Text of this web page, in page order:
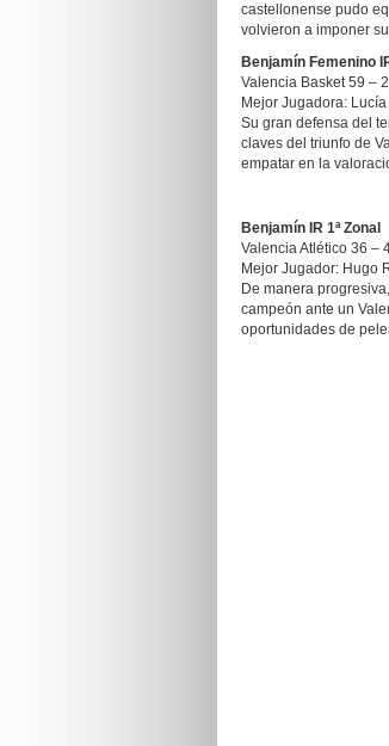
castellonense pudo
volvieron a imponer
Benjamín Femenino
Valencia Basket 59 –
Mejor Jugadora:
Su gran defensa del
claves del triunfo de
empatar en la
Benjamín IR 1ª Zonal
Valencia Atlético 36 –
Mejor Jugador: Hugo
De manera
campeón ante un
oportunidades de